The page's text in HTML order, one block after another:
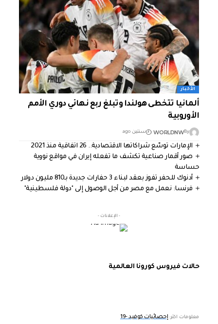
الأخبار
ألمانيا تتخطى هولندا وتبلغ ربع نهائي دوري الأمم
الأوروبية
By
WORLDNW سنتين ago
الإمارات توسّع شراكاتها الاقتصادية.. 26 اتفاقية منذ 2021
صور أقمار صناعية تكشف ما تفعله إيران في مواقع نووية
حساسة
أدنوك للحفر تفوز بعقد لبناء 3 حفارات جديدة بـ810 مليون دولار
فرنسا: نعمل مع مصر من أجل الوصول إلى "دولة فلسطينية"
- الإعلانات -
حالات فيروس كورونا العالمية
معلومات اكثر: إحصائيات كوفيد -19